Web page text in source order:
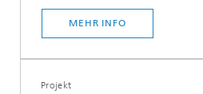
MEHR INFO
Projekt